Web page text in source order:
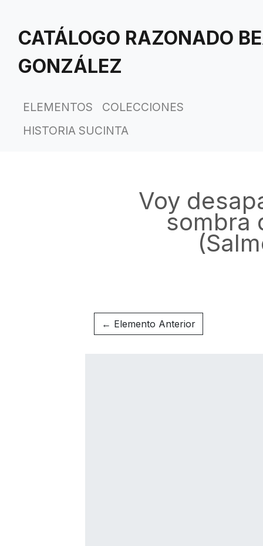
contenido
CATÁLOGO RAZONADO
GONZÁLEZ
ELEMENTOS
COLECCIONES
HISTORIA SUCINTA
Voy
sombra
← Elemento Anterior